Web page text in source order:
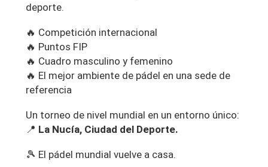
deporte.
🔥 Competición internacional
🔥 Puntos FIP
🔥 Cuadro masculino y femenino
🔥 El mejor ambiente de pádel en una sede de
referencia
Un torneo de nivel mundial en un entorno único:
📍 La Nucía, Ciudad del Deporte.
🎾 El pádel mundial vuelve a casa.